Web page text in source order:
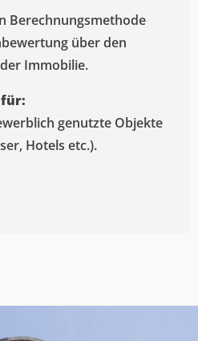
Berechnungsmethode
über den
Immobilie.
für:
genutzte Objekte
Hotels etc.).